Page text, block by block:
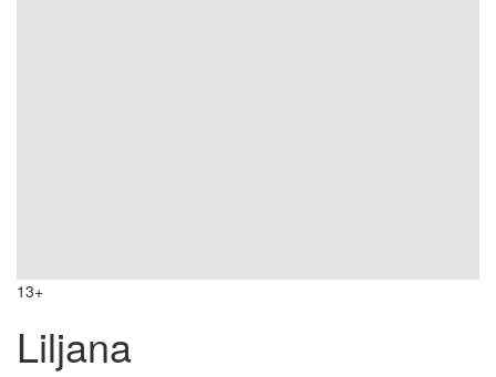
13+
Liljana